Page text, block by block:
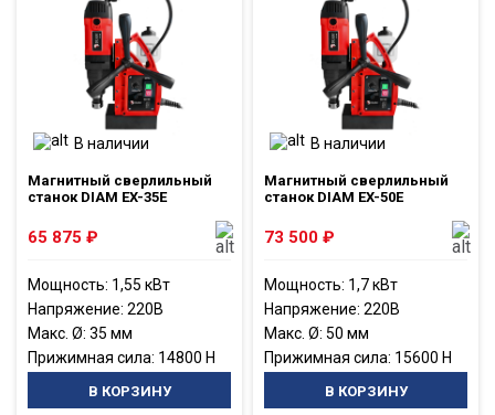
В наличии
Магнитный сверлильный
станок DIAM EX-35E
65 875 ₽
Мощность: 1,55 кВт
Напряжение: 220В
Макс. Ø: 35 мм
Прижимная сила: 14800 Н
В КОРЗИНУ
В наличии
Магнитный сверлильный
станок DIAM EX-50E
73 500 ₽
Мощность: 1,7 кВт
Напряжение: 220В
Макс. Ø: 50 мм
Прижимная сила: 15600 Н
В КОРЗИНУ